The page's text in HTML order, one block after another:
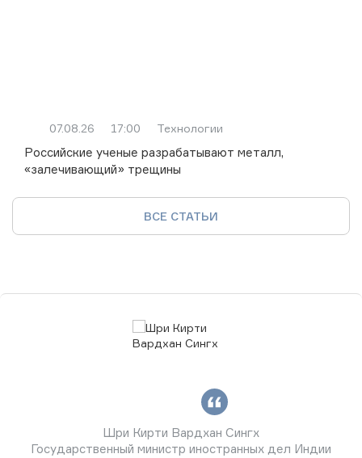
07.08.26 17:00 Технологии
Российские ученые разрабатывают металл,
«залечивающий» трещины
ВСЕ СТАТЬИ
Шри Кирти Вардхан Сингх
Государственный министр иностранных дел Индии